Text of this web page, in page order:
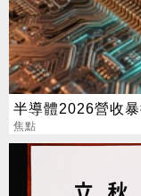
半導體2026營收
焦點